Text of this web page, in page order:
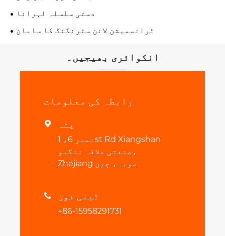
دستی سلسلہ لہرانا
ٹرانسمیشن لائن سٹرنگنگ کا سامان
انکوائری بھیجیں۔
رابطہ کی معلومات
 پتہ
نمبر 6، 1st Rd Xiangshan
صنعتی علاقہ ننگبو،
Zhejiang صوبہ، چین
 ٹیلی فون
+86-15958291731